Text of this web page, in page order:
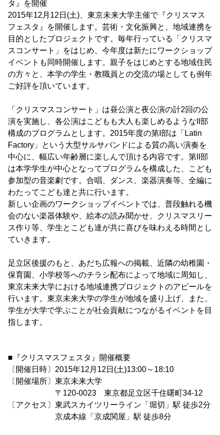
タ』を開催
2015年12月12日(土)、東京未来大学主催で『クリスマス
フェスタ』を開催します。芸術・文化振興と、地域連携を
目的としたプロジェクトです。毎年行っている「クリスマ
スコンサート」をはじめ、今年度は新たにワークショップ
イベントも同時開催します。親子をはじめとする地域住民
の方々と、本学の学生・教職員との交流の場としても例年
ご好評を頂いています。
「クリスマスコンサート」は昼公演と夜公演の計2回の公
演を実施し、各公演はこどもも大人も楽しめるようなII部
構成のプログラムとします。2015年度の第I部は「Latin
Factory」という大型サルサバンドによる質の高い演奏を
中心に、幅広い年齢層に楽しんで頂ける内容です。第II部
は本学学生が中心となってプログラムを構成した、こども
参加型の音楽劇です。合唱、ダンス、楽器演奏等、全編に
わたってこども達と共に行います。
新しい企画のワークショップイベントでは、普段触れる機
会のない楽器体験や、絵本の読み聞かせ、クリスマスリー
ス作り等、学生とこども達が共に喜びを味わえる時間とし
ていきます。
足立区後援のもと、あだち広報への掲載、近隣の幼稚園・
保育園、小学校等へのチラシ配布によって地域に周知し、
東京未来大学における地域連携プロジェクトのアピールを
行います。東京未来大学の学生が地域を盛り上げ、また、
学生が大学で学ぶことが社会貢献につながるイベントを目
指します。
■『クリスマスフェスタ』開催概要
〔開催日時〕2015年12月12日(土)13:00～18:10
〔開催場所〕東京未来大学
〒120-0023 東京都足立区千住曙町34-12
〔アクセス〕東武スカイツリーライン「堀切」駅 徒歩2分
京成本線「京成関屋」駅 徒歩8分